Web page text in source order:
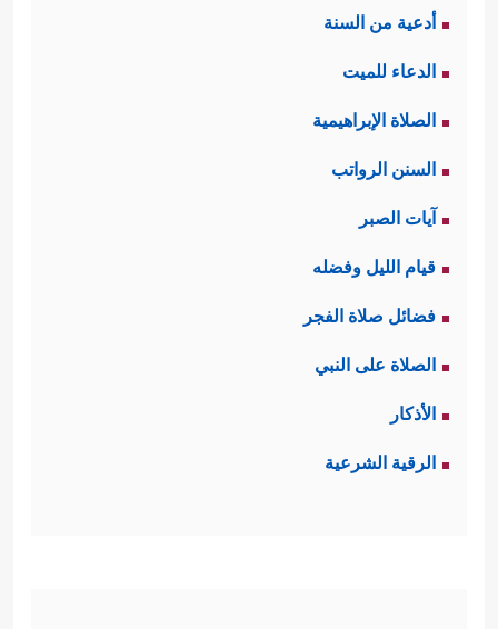
أدعية من السنة
الدعاء للميت
الصلاة الإبراهيمية
السنن الرواتب
آيات الصبر
قيام الليل وفضله
فضائل صلاة الفجر
الصلاة على النبي
الأذكار
الرقية الشرعية